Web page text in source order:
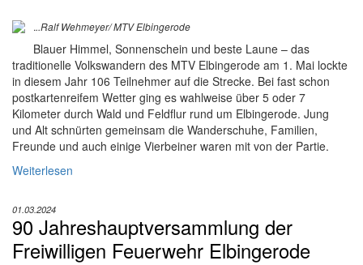
...Ralf Wehmeyer/ MTV Elbingerode
Blauer Himmel, Sonnenschein und beste Laune – das
traditionelle Volkswandern des MTV Elbingerode am 1. Mai lockte
in diesem Jahr 106 Teilnehmer auf die Strecke. Bei fast schon
postkartenreifem Wetter ging es wahlweise über 5 oder 7
Kilometer durch Wald und Feldflur rund um Elbingerode. Jung
und Alt schnürten gemeinsam die Wanderschuhe, Familien,
Freunde und auch einige Vierbeiner waren mit von der Partie.
Weiterlesen
01.03.2024
90 Jahreshauptversammlung der
Freiwilligen Feuerwehr Elbingerode